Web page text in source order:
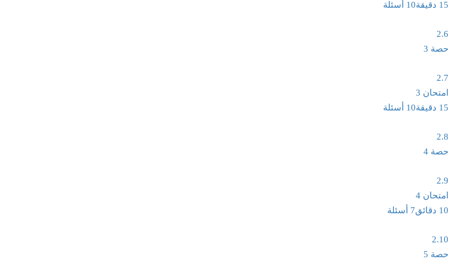
15 دقيقة
10 أسئلة
2.6
حصة 3
2.7
امتحان 3
15 دقيقة
10 أسئلة
2.8
حصة 4
2.9
امتحان 4
10 دقائق
7 أسئلة
2.10
حصة 5